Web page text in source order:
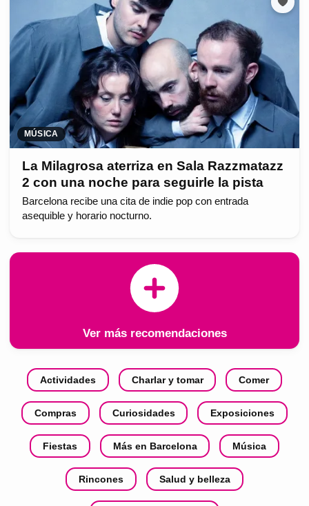
MÚSICA
La Milagrosa aterriza en Sala Razzmatazz
2 con una noche para seguirle la pista
Barcelona recibe una cita de indie pop con entrada
asequible y horario nocturno.
Ver más recomendaciones
Actividades Charlar y tomar Comer
Compras Curiosidades Exposiciones
Fiestas Más en Barcelona Música
Rincones Salud y belleza